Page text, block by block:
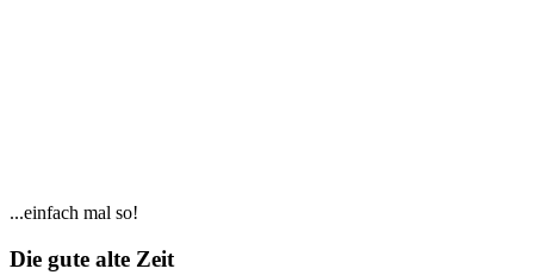
Seitenspalte
...einfach mal so!
Footer
Die gute alte Zeit